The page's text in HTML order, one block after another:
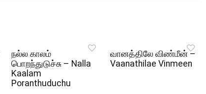
நல்ல காலம்
பொறந்துடுச்சு – Nalla
Kaalam
Poranthuduchu
வானத்திலே விண்மீன் –
Vaanathilae Vinmeen